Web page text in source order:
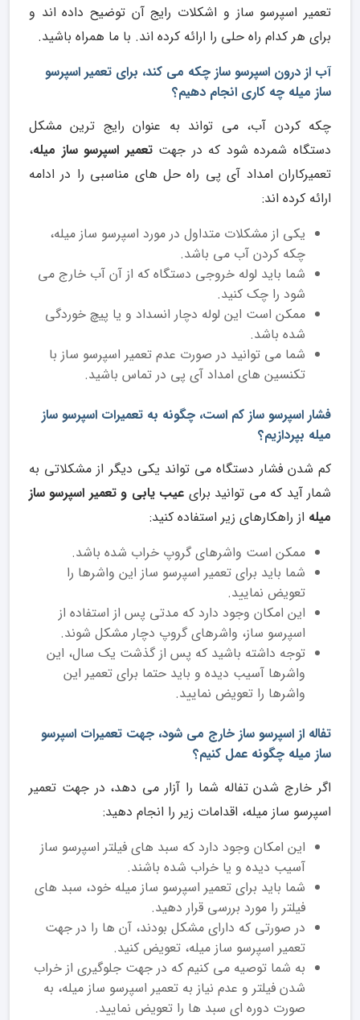
تعمیر اسپرسو ساز و اشکلات رایج آن توضیح داده اند و
برای هر کدام راه حلی را ارائه کرده اند. با ما همراه باشید.
آب از درون اسپرسو ساز چکه می کند، برای تعمیر اسپرسو
ساز میله چه کاری انجام دهیم؟
چکه کردن آب، می تواند به عنوان رایج ترین مشکل
دستگاه شمرده شود که در جهتتعمیر اسپرسو ساز میله،
تعمیرکاران امداد آی پی راه حل های مناسبی را در ادامه
ارائه کرده اند:
یکی از مشکلات متداول در مورد اسپرسو ساز میله،
چکه کردن آب می باشد.
شما باید لوله خروجی دستگاه که از آن آب خارج می
شود را چک کنید.
ممکن است این لوله دچار انسداد و یا پیچ خوردگی
شده باشد.
شما می توانید در صورت عدم تعمیر اسپرسو ساز با
تکنسین های امداد آی پی در تماس باشید.
فشار اسپرسو ساز کم است، چگونه به تعمیرات اسپرسو ساز
میله بپردازیم؟
کم شدن فشار دستگاه می تواند یکی دیگر از مشکلاتی به
شمار آید که می توانید برای عیب یابی و تعمیر اسپرسو ساز
میله از راهکارهای زیر استفاده کنید:
ممکن است واشرهای گروپ خراب شده باشد.
شما باید برای تعمیر اسپرسو ساز این واشرها را
تعویض نمایید.
این امکان وجود دارد که مدتی پس از استفاده از
اسپرسو ساز، واشرهای گروپ دچار مشکل شوند.
توجه داشته باشید که پس از گذشت یک سال، این
واشرها آسیب دیده و باید حتما برای تعمیر این
واشرها را تعویض نمایید.
تفاله از اسپرسو ساز خارج می شود، جهت تعمیرات اسپرسو
ساز میله چگونه عمل کنیم؟
اگر خارج شدن تفاله شما را آزار می دهد، در جهت تعمیر
اسپرسو ساز میله، اقدامات زیر را انجام دهید:
این امکان وجود دارد که سبد های فیلتر اسپرسو ساز
آسیب دیده و یا خراب شده باشند.
شما باید برای تعمیر اسپرسو ساز میله خود، سبد های
فیلتر را مورد بررسی قرار دهید.
در صورتی که دارای مشکل بودند، آن ها را در جهت
تعمیر اسپرسو ساز میله، تعویض کنید.
به شما توصیه می کنیم که در جهت جلوگیری از خراب
شدن فیلتر و عدم نیاز به تعمیر اسپرسو ساز میله، به
صورت دوره ای سبد ها را تعویض نمایید.